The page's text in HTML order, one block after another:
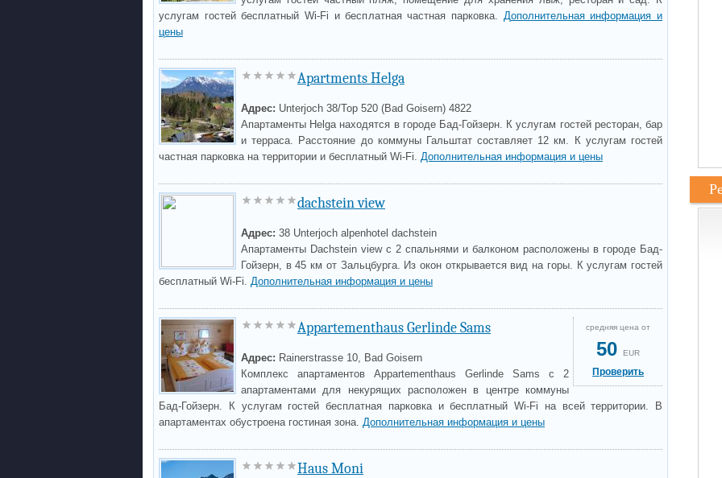
услугам гостей бесплатный Wi-Fi и бесплатная частная парковка. Дополнительная информация и
цены
Apartments Helga
Адрес: Unterjoch 38/Top 520 (Bad Goisern) 4822
Апартаменты Helga находятся в городе Бад-Гойзерн. К услугам гостей ресторан, бар
и терраса. Расстояние до коммуны Гальштат составляет 12 км. К услугам гостей
частная парковка на территории и бесплатный Wi-Fi. Дополнительная информация и цены
dachstein view
Адрес: 38 Unterjoch alpenhotel dachstein
Апартаменты Dachstein view с 2 спальнями и балконом расположены в городе Бад-
Гойзерн, в 45 км от Зальцбурга. Из окон открывается вид на горы. К услугам гостей
бесплатный Wi-Fi. Дополнительная информация и цены
средняя цена от
50 EUR
Проверить
Appartementhaus Gerlinde Sams
Адрес: Rainerstrasse 10, Bad Goisern
Комплекс апартаментов Appartementhaus Gerlinde Sams с 2
апартаментами для некурящих расположен в центре коммуны
Бад-Гойзерн. К услугам гостей бесплатная парковка и бесплатный Wi-Fi на всей территории. В
апартаментах обустроена гостиная зона. Дополнительная информация и цены
Haus Moni